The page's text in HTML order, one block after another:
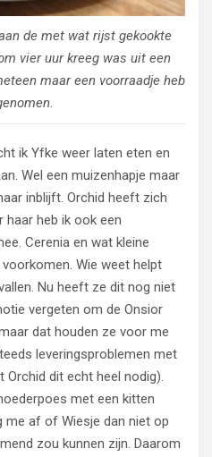
de met wat rijst gekookte
vier uur kreeg was uit een
maar een voorraadje heb
ik Yfke weer laten eten en
Wel een muizenhapje maar
inblijft. Orchid heeft zich
heb ik ook een
Cerenia en wat kleine
Wie weet helpt
Nu heeft ze dit nog niet
vergeten om de Onsior
dat houden ze voor me
leveringsproblemen met
dit echt heel nodig).
met een kitten
me af of Wiesje dan niet op
zou kunnen zijn. Daarom